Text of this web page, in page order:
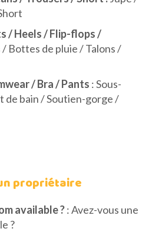
/ Heels / Flip-flops /
Bottes de pluie / Talons /
/ Bra / Pants : Sous-
bain / Soutien-gorge /
propriétaire
available ?: Avez-vous une
?